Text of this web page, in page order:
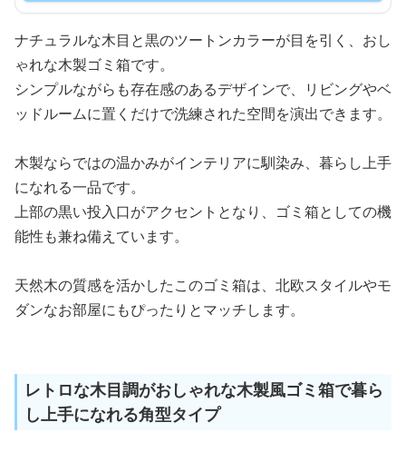
ナチュラルな木目と黒のツートンカラーが目を引く、おし
ゃれな木製ゴミ箱です。
シンプルながらも存在感のあるデザインで、リビングやベ
ッドルームに置くだけで洗練された空間を演出できます。
木製ならではの温かみがインテリアに馴染み、暮らし上手
になれる一品です。
上部の黒い投入口がアクセントとなり、ゴミ箱としての機
能性も兼ね備えています。
天然木の質感を活かしたこのゴミ箱は、北欧スタイルやモ
ダンなお部屋にもぴったりとマッチします。
レトロな木目調がおしゃれな木製風ゴミ箱で暮ら
し上手になれる角型タイプ